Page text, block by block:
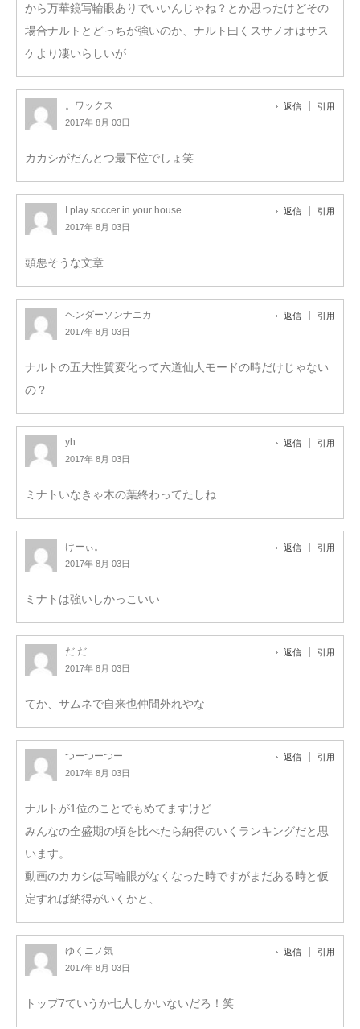
から万華鏡写輪眼ありでいいんじゃね？とか思ったけどその
場合ナルトとどっちが強いのか、ナルト曰くスサノオはサス
ケより凄いらしいが
。ワックス
2017年 8月 03日
返信 引用
カカシがだんとつ最下位でしょ笑
I play soccer in your house
2017年 8月 03日
返信 引用
頭悪そうな文章
ヘンダーソンナニカ
2017年 8月 03日
返信 引用
ナルトの五大性質変化って六道仙人モードの時だけじゃない
の？
yh
2017年 8月 03日
返信 引用
ミナトいなきゃ木の葉終わってたしね
けーぃ。
2017年 8月 03日
返信 引用
ミナトは強いしかっこいい
だ だ
2017年 8月 03日
返信 引用
てか、サムネで自来也仲間外れやな
つーつーつー
2017年 8月 03日
返信 引用
ナルトが1位のことでもめてますけど
みんなの全盛期の頃を比べたら納得のいくランキングだと思
います。
動画のカカシは写輪眼がなくなった時ですがまだある時と仮
定すれば納得がいくかと、
ゆくニノ気
2017年 8月 03日
返信 引用
トップ7ていうか七人しかいないだろ！笑